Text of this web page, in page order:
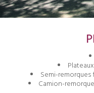
Semi-
Camion-